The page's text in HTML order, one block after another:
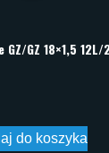
GZ 18×1,5 12L/
do koszyka